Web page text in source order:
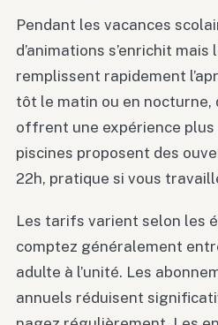
Pendant les vacances
d’animations s’enrichit mais
remplissent rapidement
tôt le matin ou en nocturne,
offrent une expérience plus
piscines proposent des
22h, pratique si vous
Les tarifs varient selon les
comptez généralement
adulte à l’unité. Les
annuels réduisent